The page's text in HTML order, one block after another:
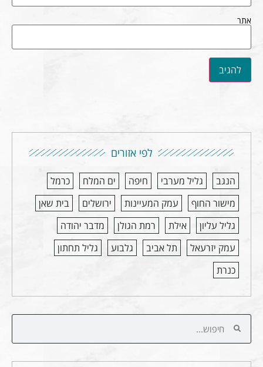
אתר
לפי אזורים
הנגב גליל מערבי חיפה ים המלח
כרמל
מישור החוף
עמק המעיינות ירושלים
בית שאן
גליל עליון
אילת רמת הגולן
מדבר יהודה
עמק יזרעאל
תל אביב גלבוע
גליל תחתון
כנרת